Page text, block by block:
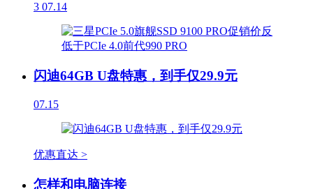
3 07.14
闪迪64GB U盘特惠，到手仅29.9元
07.15
优惠直达 >
怎样和电脑连接